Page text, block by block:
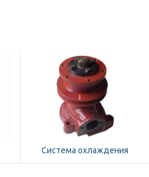
Система охлаждения